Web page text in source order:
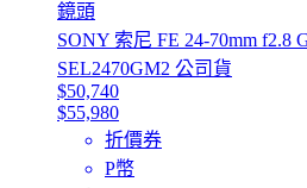
鏡頭
SONY 索尼 FE 24-70mm f2.8
SEL2470GM2 公司貨
$50,740
$55,980
折價券
P幣